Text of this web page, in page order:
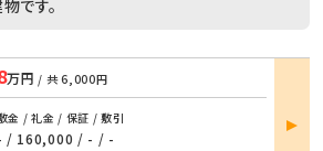
です。
万円 / 共6,000円
金 / 礼金 / 保証 / 敷引
/ 160,000 / - / -
部屋
詳細